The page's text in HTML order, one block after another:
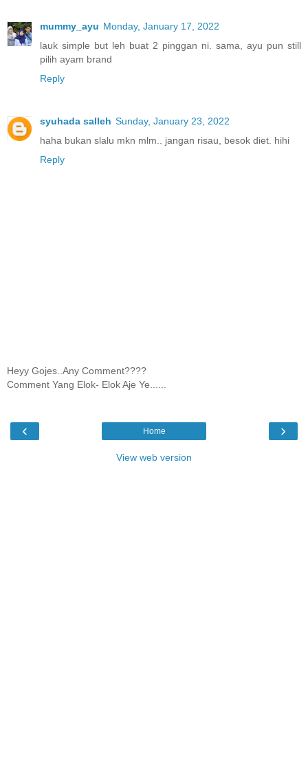
mummy_ayu Monday, January 17, 2022
lauk simple but leh buat 2 pinggan ni. sama, ayu pun still
pilih ayam brand
Reply
syuhada salleh Sunday, January 23, 2022
haha bukan slalu mkn mlm.. jangan risau, besok diet. hihi
Reply
Heyy Gojes..Any Comment????
Comment Yang Elok- Elok Aje Ye......
‹ ›
Home
View web version